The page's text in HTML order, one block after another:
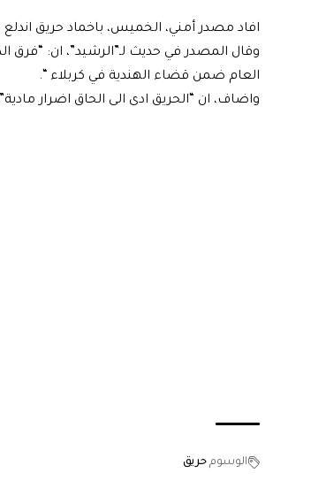
افاد مصدر أمني، الخميس، باخماد حريق
وقال المصدر في حديث لـ”الرشيد”، ان:
العام ضمن قضاء الهندية في كربلاء “.
واضاف، ان “الحريق ادى الى الحاق اضرار
الوسوم حريق